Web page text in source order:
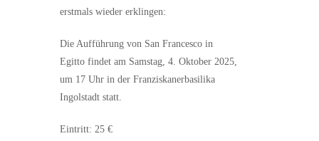
erstmals wieder erklingen:
Die Aufführung von San Francesco in
Egitto findet am Samstag, 4. Oktober 2025,
um 17 Uhr in der Franziskanerbasilika
Ingolstadt statt.
Eintritt: 25 €